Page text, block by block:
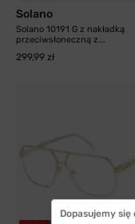
Solano
Solano 10191 G z nakładką
przeciwsłoneczną z...
299,99 zł
Dopasujemy